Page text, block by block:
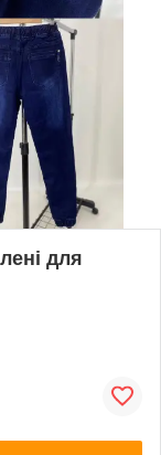
для